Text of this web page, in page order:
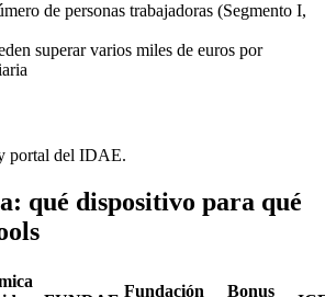
de personas trabajadoras (Segmento I,
superar varios miles de euros por
portal del IDAE.
qué dispositivo para qué
Fundación
Bonus